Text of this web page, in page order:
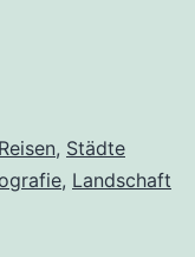
Reisen, Städte
, Landschaft